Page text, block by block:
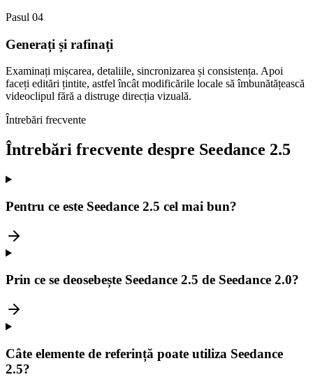
Pasul 04
Generați și rafinați
Examinați mișcarea, detaliile, sincronizarea și consistența. Apoi
faceți editări țintite, astfel încât modificările locale să îmbunătățească
videoclipul fără a distruge direcția vizuală.
Întrebări frecvente
Întrebări frecvente despre Seedance 2.5
Pentru ce este Seedance 2.5 cel mai bun?
Prin ce se deosebește Seedance 2.5 de Seedance 2.0?
Câte elemente de referință poate utiliza Seedance
2.5?